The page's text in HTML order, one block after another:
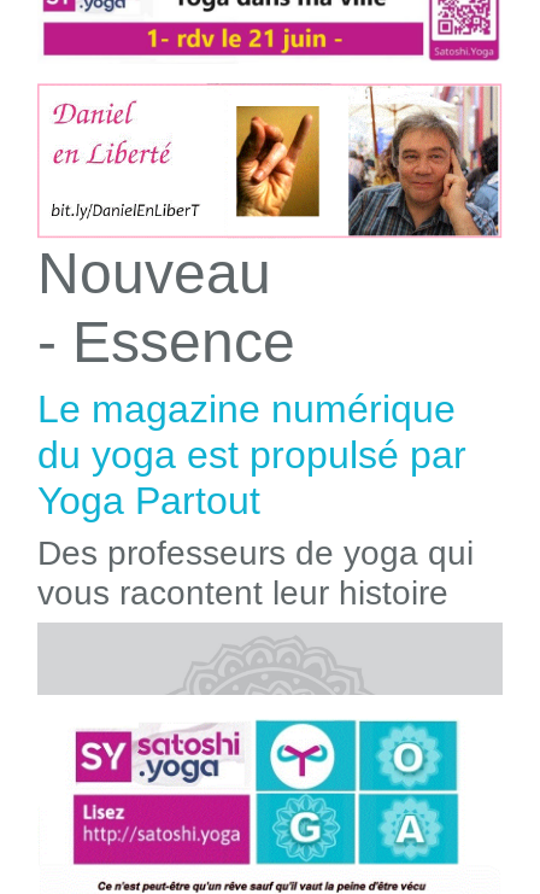
Nouveau
- Essence
Le magazine numérique
du yoga est propulsé par
Yoga Partout
Des professeurs de yoga qui
vous racontent leur histoire